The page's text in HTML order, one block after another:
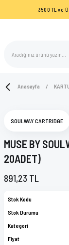
3500 TL ve
Anasayfa
SOULWAY CARTRIDGE
MUSE BY
20ADET)
891,23 TL
Stok Kodu
Stok Durumu
Kategori
Fiyat